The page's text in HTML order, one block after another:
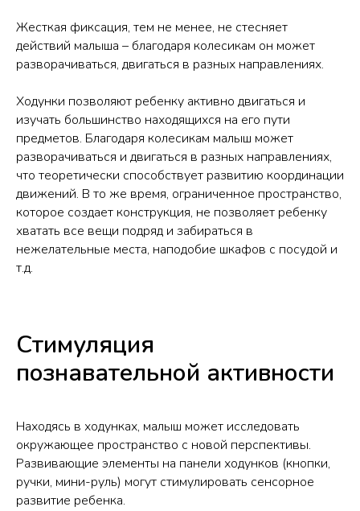
Жесткая фиксация, тем не менее, не стесняет
действий малыша – благодаря колесикам он может
разворачиваться, двигаться в разных направлениях.
Ходунки позволяют ребенку активно двигаться и
изучать большинство находящихся на его пути
предметов. Благодаря колесикам малыш может
разворачиваться и двигаться в разных направлениях,
что теоретически способствует развитию координации
движений. В то же время, ограниченное пространство,
которое создает конструкция, не позволяет ребенку
хватать все вещи подряд и забираться в
нежелательные места, наподобие шкафов с посудой и
т.д.
Стимуляция
познавательной активности
Находясь в ходунках, малыш может исследовать
окружающее пространство с новой перспективы.
Развивающие элементы на панели ходунков (кнопки,
ручки, мини-руль) могут стимулировать сенсорное
развитие ребенка.